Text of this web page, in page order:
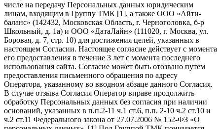
числе на передачу Персональных данных юридическим
лицам, входящим в Группу ТМК [1], а также ООО «Айти-
баланс» (142432, Московская Область, г. Черноголовка, б-р
Школьный, д. 1а) и ООО «ДатаЛайн» (111020, г. Москва, ул.
Боровая, д. 7, стр. 10) для достижения целей, указанных в
настоящем Согласии. Настоящее согласие действует с момента
его предоставления в течение 3 лет с момента последнего
использования сайта. Согласие может быть отозвано путем
предоставления письменного обращения по адресу
Оператора, указанному во вводном абзаце данного Согласия.
В случае отзыва Согласия Оператор вправе продолжить
обработку Персональных данных без согласия при наличии
оснований, указанных в п.п.2-11 ч.1 ст.6, п.п. 2-10 ч.2 ст.10 и
ч.2 ст.11 Федерального закона от 27.07.2006 № 152-ФЗ «О